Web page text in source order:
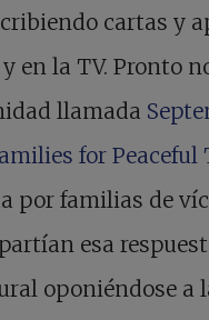
cartas y
en la TV. Pronto
llamada
for Peaceful
por familias de
esa
oponiéndose a